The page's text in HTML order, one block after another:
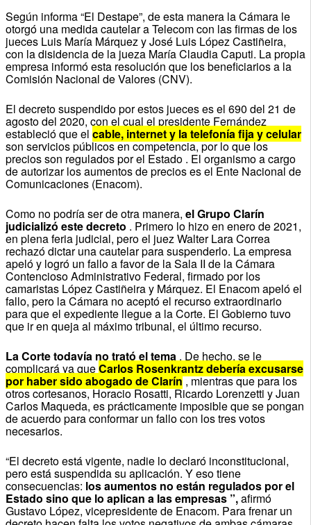
Según informa “El Destape”, de esta manera la Cámara le
otorgó una medida cautelar a Telecom con las firmas de los
jueces Luis María Márquez y José Luis López Castiñeira,
con la disidencia de la jueza María Claudia Caputi. La propia
empresa informó esta resolución que los beneficiarios a la
Comisión Nacional de Valores (CNV).
El decreto suspendido por estos jueces es el 690 del 21 de
agosto del 2020, con el cual el presidente Fernández
estableció que el cable, internet y la telefonía fija y celular
son servicios públicos en competencia, por lo que los
precios son regulados por el Estado . El organismo a cargo
de autorizar los aumentos de precios es el Ente Nacional de
Comunicaciones (Enacom).
Como no podría ser de otra manera, el Grupo Clarín
judicializó este decreto . Primero lo hizo en enero de 2021,
en plena feria judicial, pero el juez Walter Lara Correa
rechazó dictar una cautelar para suspenderlo. La empresa
apeló y logró un fallo a favor de la Sala II de la Cámara
Contencioso Administrativo Federal, firmado por los
camaristas López Castiñeira y Márquez. El Enacom apeló el
fallo, pero la Cámara no aceptó el recurso extraordinario
para que el expediente llegue a la Corte. El Gobierno tuvo
que ir en queja al máximo tribunal, el último recurso.
La Corte todavía no trató el tema. De hecho, se le
complicará ya queCarlos Rosenkrantz debería excusarse
por haber sido abogado de Clarín, mientras que para los
otros cortesanos, Horacio Rosatti, Ricardo Lorenzetti y Juan
Carlos Maqueda, es prácticamente imposible que se pongan
de acuerdo para conformar un fallo con los tres votos
necesarios.
“El decreto está vigente, nadie lo declaró inconstitucional,
pero está suspendida su aplicación. Y eso tiene
consecuencias: los aumentos no están regulados por el
Estado sino que lo aplican a las empresas ”,afirmó
Gustavo López, vicepresidente de Enacom. Para frenar un